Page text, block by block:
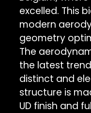
excelled. This
modern
geometry
The
the latest
distinct and
structure is
UD finish and